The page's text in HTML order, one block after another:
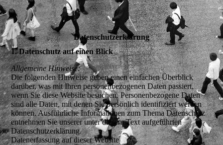
Datenschutzerklärung
1. Datenschutz auf einen Blick
Allgemeine Hinweise:
Die folgenden Hinweise geben einen einfachen Überblick
darüber, was mit Ihren personenbezogenen Daten passiert,
wenn Sie diese Website besuchen. Personenbezogene Daten
sind alle Daten, mit denen Sie persönlich identifiziert werden
können. Ausführliche Informationen zum Thema Datenschutz
entnehmen Sie unserer unter diesem Text aufgeführten
Datenschutzerklärung.
Datenerfassung auf dieser Website